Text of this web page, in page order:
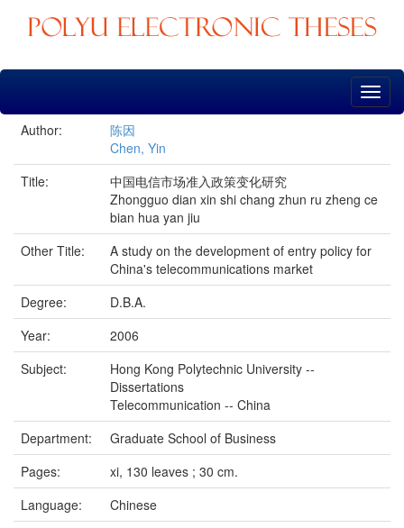
Skip
Author:
陈因
Chen, Yin
Title:
中国电信市场准入政策变化研究
Zhongguo dian xin shi chang zhun ru zheng ce
bian hua yan jiu
Other Title:
A study on the development of entry policy for
China's telecommunications market
Degree:
D.B.A.
Year:
2006
Subject:
Hong Kong Polytechnic University --
Dissertations
Telecommunication -- China
Department:
Graduate School of Business
Pages:
xi, 130 leaves ; 30 cm.
Language:
Chinese